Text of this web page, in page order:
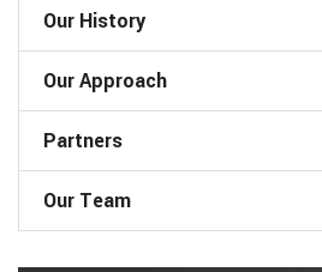
Our History
Our Approach
Partners
Our Team